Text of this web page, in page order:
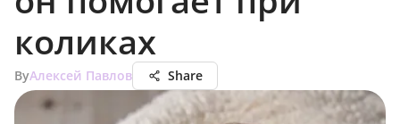
коликах
ByАлексей Павлов Share